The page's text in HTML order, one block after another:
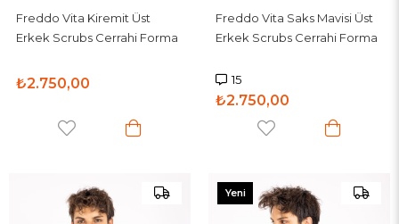
Freddo Vita Kiremit Üst
Erkek Scrubs Cerrahi Forma
₺2.750,00
Freddo Vita Saks Mavisi Üst
Erkek Scrubs Cerrahi Forma
15
₺2.750,00
Yeni